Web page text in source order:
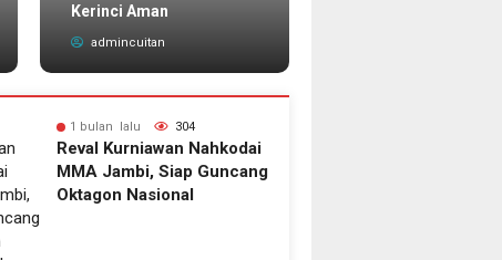
Kerinci Aman
admincuitan
1 bulan lalu 304
Reval Kurniawan Nahkodai
MMA Jambi, Siap Guncang
Oktagon Nasional